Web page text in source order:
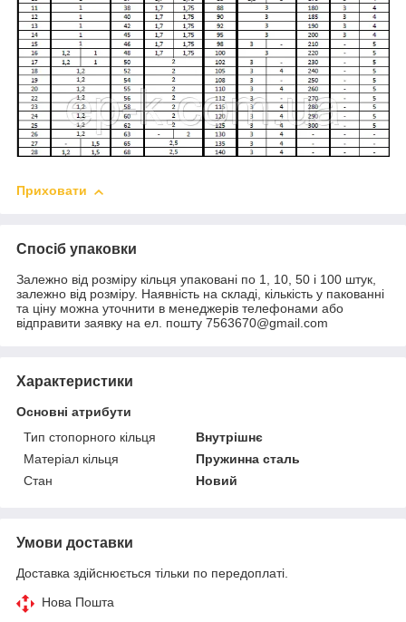
Приховати
Спосіб упаковки
Залежно від розміру кільця упаковані по 1, 10, 50 і 100 штук,
залежно від розміру. Наявність на складі, кількість у пакованні
та ціну можна уточнити в менеджерів телефонами або
відправити заявку на ел. пошту 7563670@gmail.com
Характеристики
Основні атрибути
Тип стопорного кільця
Внутрішнє
Матеріал кільця
Пружинна сталь
Стан
Новий
Умови доставки
Доставка здійснюється тільки по передоплаті.
Нова Пошта